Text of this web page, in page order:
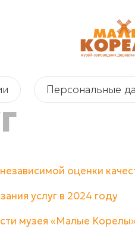
Персональные
оценки
услуг в 2024 году
музея «Малые